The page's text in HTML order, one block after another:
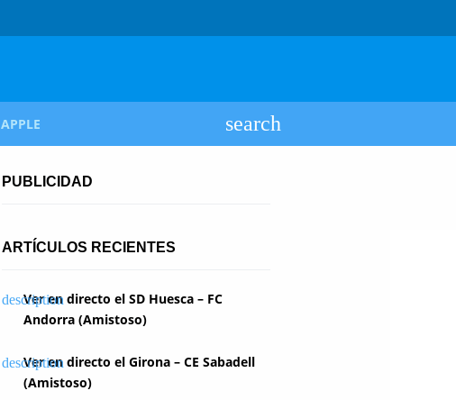
APPLE
PUBLICIDAD
ARTÍCULOS RECIENTES
Ver en directo el SD Huesca – FC
Andorra (Amistoso)
Ver en directo el Girona – CE Sabadell
(Amistoso)